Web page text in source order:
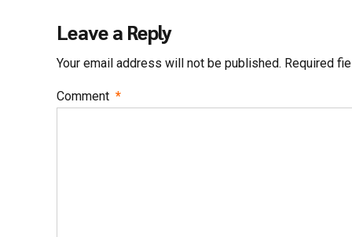
Leave a Reply
Your email address will not be published. Required
Comment *